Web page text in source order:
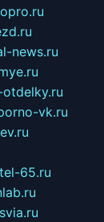
news.ru
vk.ru
65.ru